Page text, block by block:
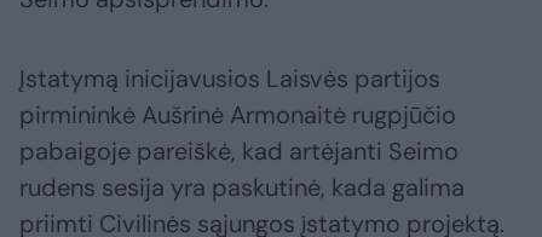
Įstatymą inicijavusios Laisvės partijos
pirmininkė Aušrinė Armonaitė rugpjūčio
pabaigoje pareiškė, kad artėjanti Seimo
rudens sesija yra paskutinė, kada galima
priimti Civilinės sąjungos įstatymo projektą.